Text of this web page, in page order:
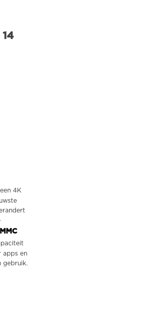
4K
apps en
gebruik.